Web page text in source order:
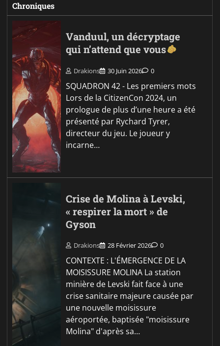
Chroniques
Vanduul, un décryptage
qui n’attend que vous
Drakions 30 Juin 2026 0
SQUADRON 42 - Les premiers mots
Lors de la CitizenCon 2024, un
prologue de plus d’une heure a été
présenté par Rychard Tyrer,
directeur du jeu. Le joueur y
incarne…
Crise de Molina à Levski,
« respirer la mort » de
Gyson
Drakions 28 Février 2026 0
CONTEXTE : L'ÉMERGENCE DE LA
MOISISSURE MOLINA La station
minière de Levski fait face à une
crise sanitaire majeure causée par
une nouvelle moisissure
aéroportée, baptisée "moisissure
Molina" d'après sa…